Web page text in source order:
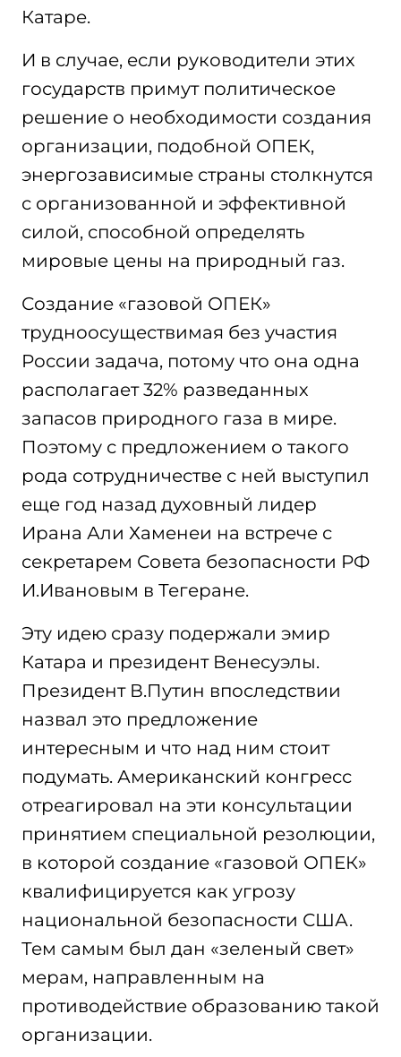
Катаре.
И в случае, если руководители этих
государств примут политическое
решение о необходимости создания
организации, подобной ОПЕК,
энергозависимые страны столкнутся
с организованной и эффективной
силой, способной определять
мировые цены на природный газ.
Создание «газовой ОПЕК»
трудноосуществимая без участия
России задача, потому что она одна
располагает 32% разведанных
запасов природного газа в мире.
Поэтому с предложением о такого
рода сотрудничестве с ней выступил
еще год назад духовный лидер
Ирана Али Хаменеи на встрече с
секретарем Совета безопасности РФ
И.Ивановым в Тегеране.
Эту идею сразу подержали эмир
Катара и президент Венесуэлы.
Президент В.Путин впоследствии
назвал это предложение
интересным и что над ним стоит
подумать. Американский конгресс
отреагировал на эти консультации
принятием специальной резолюции,
в которой создание «газовой ОПЕК»
квалифицируется как угрозу
национальной безопасности США.
Тем самым был дан «зеленый свет»
мерам, направленным на
противодействие образованию такой
организации.